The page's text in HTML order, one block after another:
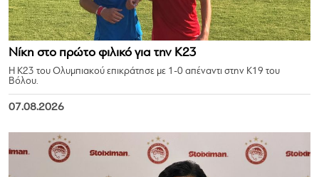
Νίκη στο πρώτο φιλικό για την Κ23
Η Κ23 του Ολυμπιακού επικράτησε με 1-0 απέναντι στην Κ19 του
Βόλου.
07.08.2026